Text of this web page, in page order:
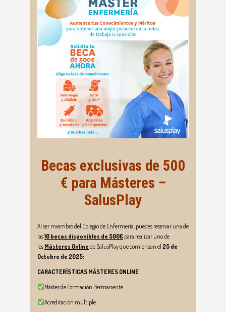
Becas exclusivas de 500
€ para Másteres –
SalusPlay
Al ser miembro del Colegio de Enfermería, puedes reservar una de
las10 becas disponibles de 500€ para realizar uno de
los Másteres Online de SalusPlay que comienzan el 25 de
Octubre de 2025:
CARACTERÍSTICAS MÁSTERES ONLINE
Máster de Formación Permanente
Acreditación múltiple: